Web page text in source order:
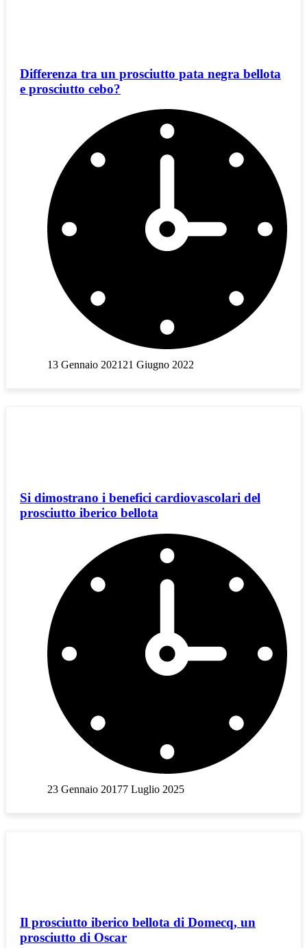
Differenza tra un prosciutto pata negra bellota
e prosciutto cebo?
13 Gennaio 202121 Giugno 2022
Si dimostrano i benefici cardiovascolari del
prosciutto iberico bellota
23 Gennaio 20177 Luglio 2025
Il prosciutto iberico bellota di Domecq, un
prosciutto di Oscar